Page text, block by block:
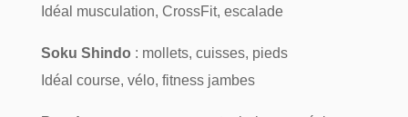
Idéal musculation, CrossFit, escalade
Soku Shindo : mollets, cuisses, pieds
Idéal course, vélo, fitness jambes